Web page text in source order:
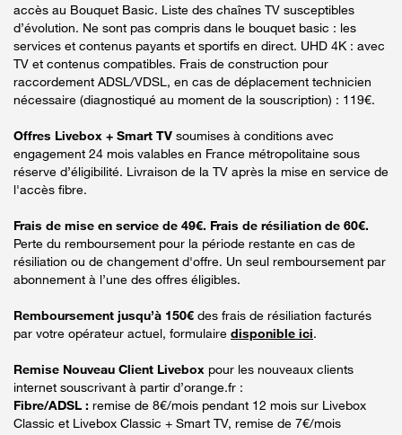
accès au Bouquet Basic. Liste des chaînes TV susceptibles
d’évolution. Ne sont pas compris dans le bouquet basic : les
services et contenus payants et sportifs en direct. UHD 4K : avec
TV et contenus compatibles. Frais de construction pour
raccordement ADSL/VDSL, en cas de déplacement technicien
nécessaire (diagnostiqué au moment de la souscription) : 119€.
Offres Livebox + Smart TV soumises à conditions avec
engagement 24 mois valables en France métropolitaine sous
réserve d’éligibilité. Livraison de la TV après la mise en service de
l'accès fibre.
Frais de mise en service de 49€. Frais de résiliation de 60€.
Perte du remboursement pour la période restante en cas de
résiliation ou de changement d'offre. Un seul remboursement par
abonnement à l’une des offres éligibles.
Remboursement jusqu’à 150€ des frais de résiliation facturés
par votre opérateur actuel, formulaire disponible ici.
Remise Nouveau Client Livebox pour les nouveaux clients
internet souscrivant à partir d’orange.fr :
Fibre/ADSL : remise de 8€/mois pendant 12 mois sur Livebox
Classic et Livebox Classic + Smart TV, remise de 7€/mois